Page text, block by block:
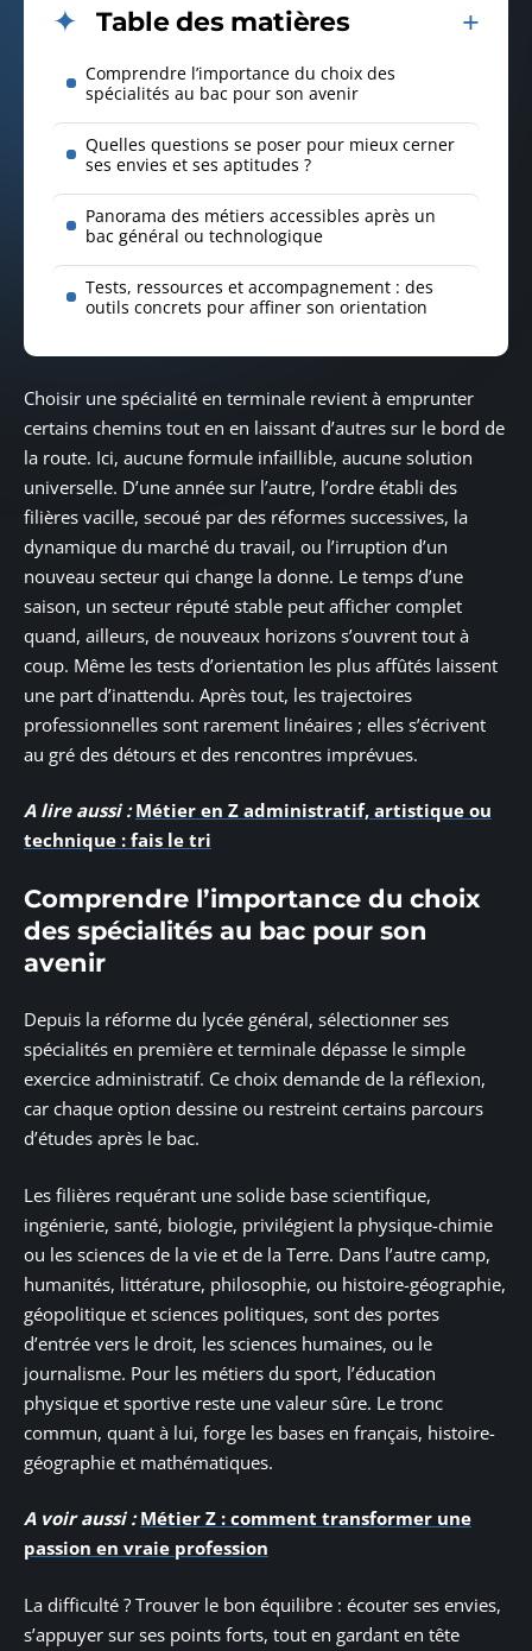
Table des matières
Comprendre l’importance du choix des
spécialités au bac pour son avenir
Quelles questions se poser pour mieux cerner
ses envies et ses aptitudes ?
Panorama des métiers accessibles après un
bac général ou technologique
Tests, ressources et accompagnement : des
outils concrets pour affiner son orientation
Choisir une spécialité en terminale revient à emprunter
certains chemins tout en en laissant d’autres sur le bord de
la route. Ici, aucune formule infaillible, aucune solution
universelle. D’une année sur l’autre, l’ordre établi des
filières vacille, secoué par des réformes successives, la
dynamique du marché du travail, ou l’irruption d’un
nouveau secteur qui change la donne. Le temps d’une
saison, un secteur réputé stable peut afficher complet
quand, ailleurs, de nouveaux horizons s’ouvrent tout à
coup. Même les tests d’orientation les plus affûtés laissent
une part d’inattendu. Après tout, les trajectoires
professionnelles sont rarement linéaires ; elles s’écrivent
au gré des détours et des rencontres imprévues.
A lire aussi : Métier en Z administratif, artistique ou
technique : fais le tri
Comprendre l’importance du choix
des spécialités au bac pour son
avenir
Depuis la réforme du lycée général, sélectionner ses
spécialités en première et terminale dépasse le simple
exercice administratif. Ce choix demande de la réflexion,
car chaque option dessine ou restreint certains parcours
d’études après le bac.
Les filières requérant une solide base scientifique,
ingénierie, santé, biologie, privilégient la physique-chimie
ou les sciences de la vie et de la Terre. Dans l’autre camp,
humanités, littérature, philosophie, ou histoire-géographie,
géopolitique et sciences politiques, sont des portes
d’entrée vers le droit, les sciences humaines, ou le
journalisme. Pour les métiers du sport, l’éducation
physique et sportive reste une valeur sûre. Le tronc
commun, quant à lui, forge les bases en français, histoire-
géographie et mathématiques.
A voir aussi : Métier Z : comment transformer une
passion en vraie profession
La difficulté ? Trouver le bon équilibre : écouter ses envies,
s’appuyer sur ses points forts, tout en gardant en tête